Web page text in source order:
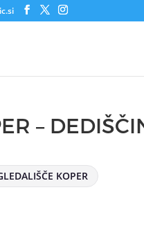
–
KOPER